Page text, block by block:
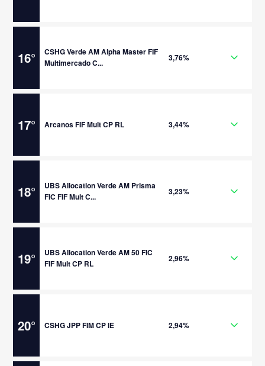
16°
CSHG Verde AM Alpha Master FIF
Multimercado C...
3,76%
17° Arcanos FIF Mult CP RL 3,44%
18°
UBS Allocation Verde AM Prisma
FIC FIF Mult C...
3,23%
19°
UBS Allocation Verde AM 50 FIC
FIF Mult CP RL
2,96%
20° CSHG JPP FIM CP IE 2,94%